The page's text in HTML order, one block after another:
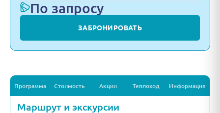
По запросу
ЗАБРОНИРОВАТЬ
Программа Стоимость Акции Теплоход Информация
Маршрут и экскурсии